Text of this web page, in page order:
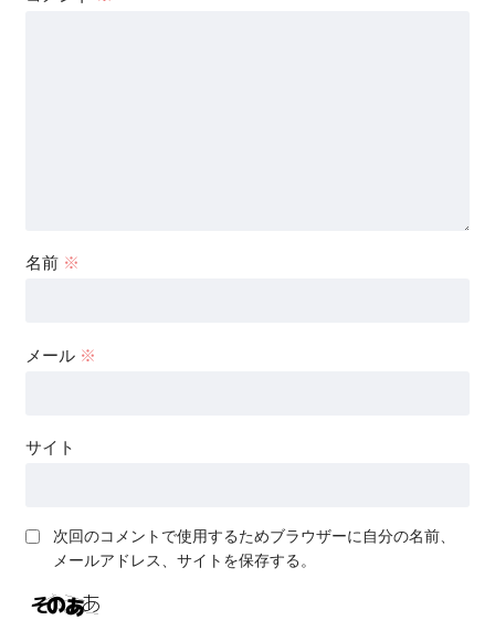
名前 ※
メール ※
サイト
次回のコメントで使用するためブラウザーに自分の名前、
メールアドレス、サイトを保存する。